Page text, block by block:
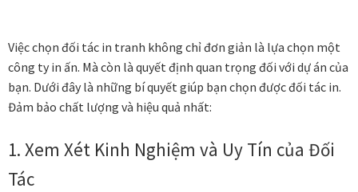
Việc chọn đối tác in tranh không chỉ đơn giản là lựa chọn một
công ty in ấn. Mà còn là quyết định quan trọng đối với dự án của
bạn. Dưới đây là những bí quyết giúp bạn chọn được đối tác in.
Đảm bảo chất lượng và hiệu quả nhất:
1. Xem Xét Kinh Nghiệm và Uy Tín của Đối
Tác